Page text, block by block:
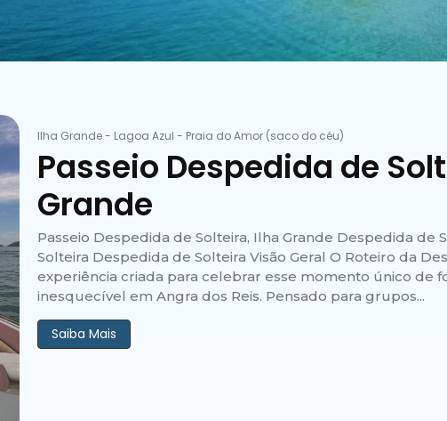
Ilha Grande- Lagoa Azul - Praia do Amor (saco do céu)
Passeio Despedida de
Grande
Passeio Despedida de Solteira, Ilha Grande Despedida de
Solteira Despedida de Solteira Visão Geral O Roteiro da
experiência criada para celebrar esse momento único de
inesquecível em Angra dos Reis. Pensado para grupos...
Saiba Mais